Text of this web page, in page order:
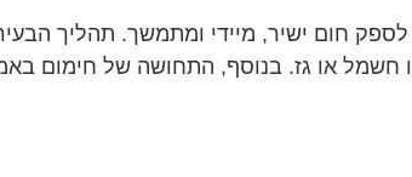
לספק חום ישיר, מיידי ומתמשך. תהליך
או גז. בנוסף, התחושה של חימום